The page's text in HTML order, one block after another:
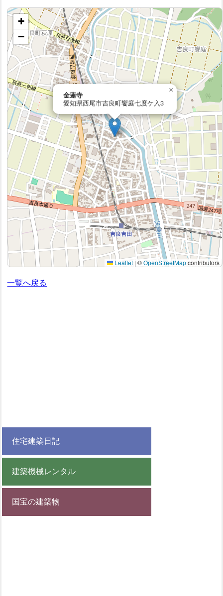
金蓮寺
愛知県西尾市吉良町饗庭七度ケ入3
×
+
−
Leaflet | ©OpenStreetMapcontributors
一覧へ戻る
住宅建築日記
建築機械レンタル
国宝の建築物